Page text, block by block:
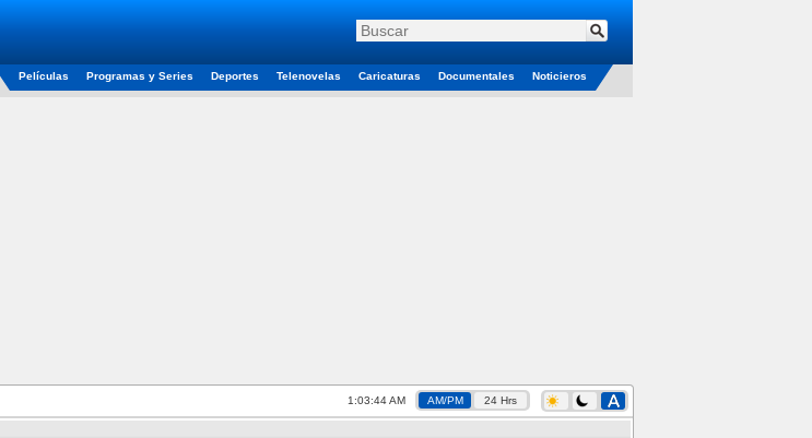
Películas Programas y Series Deportes Telenovelas Caricaturas Documentales Noticieros
1:03:45 AM AM/PM 24 Hrs